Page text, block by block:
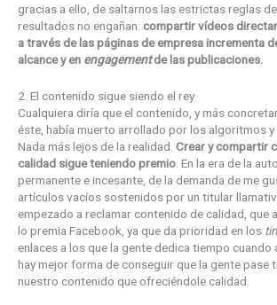
gracias a ello, de saltarnos las estrictas reglas
resultados no engañan: compartir vídeos
a través de las páginas de empresa incrementa
alcance y en engagementde las publicaciones.
2. El contenido sigue siendo el rey
Cualquiera diría que el contenido, y más
éste, había muerto arrollado por los algoritmos y
Nada más lejos de la realidad. Crear y compartir
calidad sigue teniendo premio . En la era de la
permanente e incesante, de la demanda de me
artículos vacíos sostenidos por un titular
empezado a reclamar contenido de calidad, que
lo premia Facebook, ya que da prioridad en los
enlaces a los que la gente dedica tiempo cuando
hay mejor forma de conseguir que la gente pase
nuestro contenido que ofreciéndole calidad.